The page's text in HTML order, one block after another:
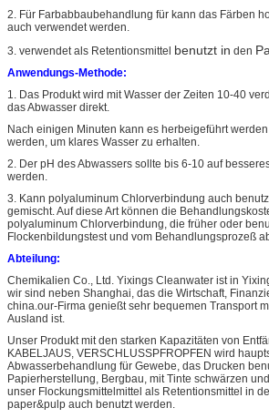
2. Für Farbabbaubehandlung für kann das Färben
auch verwendet werden.
3. verwendetals Retentionsmittel benutzt in den
Anwendungs-Methode:
1. Das Produkt wird mit Wasser der Zeiten 10-40
das Abwasser direkt.
Nach einigen Minuten kann es herbeigeführt
werden, um klares Wasser zu erhalten.
2. Der pH des Abwassers sollte bis 6-10 auf
werden.
3. Kann polyaluminum Chlorverbindung auch
gemischt. Auf diese Art können die
polyaluminum Chlorverbindung, die früher oder
Flockenbildungstest und vom Behandlungsprozeß
Abteilung:
Chemikalien Co., Ltd. Yixings Cleanwater ist in
wir sind neben Shanghai, das die Wirtschaft,
china.our-Firma genießt sehr bequemen Transport
Ausland ist.
Unser Produkt mit den starken Kapazitäten von
KABELJAUS, VERSCHLUSSPFROPFEN wird
Abwasserbehandlung für Gewebe, das Drucken
Papierherstellung, Bergbau, mit Tinte schwärzen
unser Flockungsmittelmittel als Retentionsmittel in
paper&pulp auch benutzt werden.